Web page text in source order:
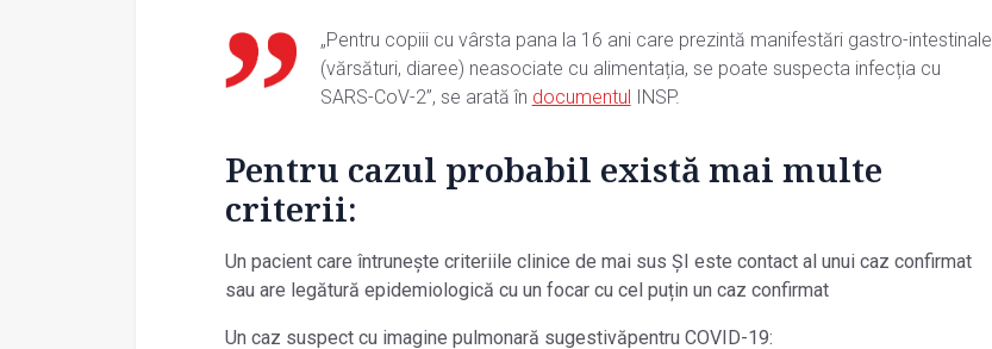
„Pentru copiii cu vârsta pana la 16 ani care prezintă manifestări gastro-intestinale
(vărsături, diaree) neasociate cu alimentația, se poate suspecta infecția cu
SARS-CoV-2”, se arată în documentul INSP.
Pentru cazul probabil există mai multe
criterii:
Un pacient care întrunește criteriile clinice de mai sus ȘI este contact al unui caz confirmat
sau are legătură epidemiologică cu un focar cu cel puțin un caz confirmat
Un caz suspect cu imagine pulmonară sugestivăpentru COVID-19: